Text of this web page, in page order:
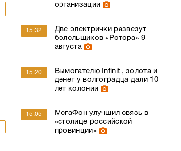
организации
15:32
Две электрички развезут
болельщиков «Ротора» 9
августа
15:20
Вымогателю Infiniti, золота и
денег у волгоградца дали 10
лет колонии
15:05
МегаФон улучшил связь в
«столице российской
провинции»